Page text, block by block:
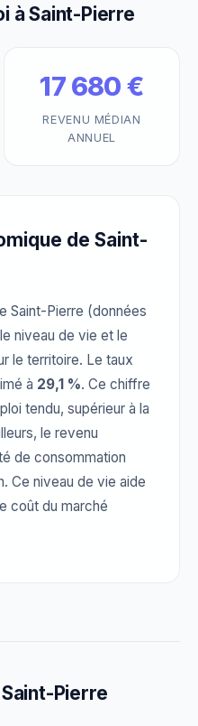
à Saint-Pierre
17 680 €
REVENU MÉDIAN
ANNUEL
de Saint-
Saint-Pierre (données
niveau de vie et le
le territoire. Le taux
à 29,1 %. Ce chiffre
tendu, supérieur à la
le revenu
de consommation
Ce niveau de vie aide
coût du marché
Pierre